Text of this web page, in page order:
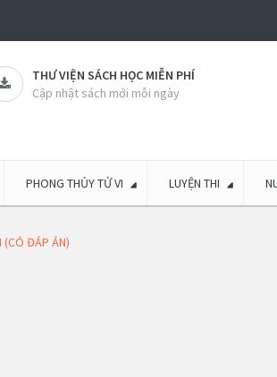
THƯ VIỆN SÁCH HỌC MIỄN PHÍ
Cập nhật sách mới mỗi ngày
PHONG THỦY TỬ VI LUYỆN THI
(CÓ ĐÁP ÁN)